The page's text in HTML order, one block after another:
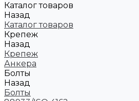
Каталог товаров
Назад
Каталог товаров
Крепеж
Назад
Крепеж
Анкера
Болты
Назад
Болты